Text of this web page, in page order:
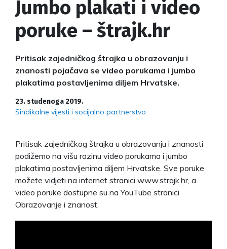
Jumbo plakati i video
poruke – štrajk.hr
Pritisak zajedničkog štrajka u obrazovanju i
znanosti pojačava se video porukama i jumbo
plakatima postavljenima diljem Hrvatske.
23. studenoga 2019.
Sindikalne vijesti i socijalno partnerstvo
Pritisak zajedničkog štrajka u obrazovanju i znanosti
podižemo na višu razinu video porukama i jumbo
plakatima postavljenima diljem Hrvatske. Sve poruke
možete vidjeti na internet stranici www.strajk.hr, a
video poruke dostupne su na YouTube stranici
Obrazovanje i znanost.